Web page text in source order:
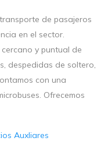
de pasajeros
en el sector.
y puntual de
despedidas de soltero,
con una
Ofrecemos
Auxliares